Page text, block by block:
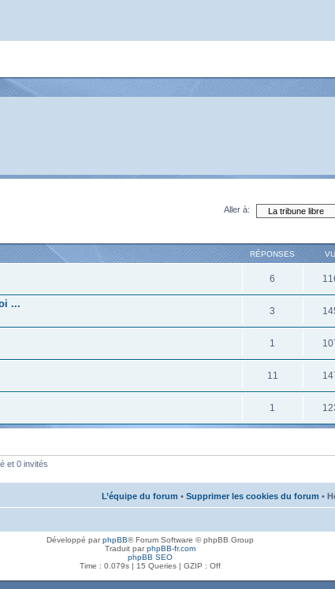
Aller à:
RÉPONSES
6
...
3
1
11
1
et 0 invités
L’équipe du forum • Supprimer les cookies du forum •
Développé parphpBB® Forum Software © phpBB Group
Traduit parphpBB-fr.com
phpBB SEO
Time : 0.079s | 15 Queries | GZIP : Off